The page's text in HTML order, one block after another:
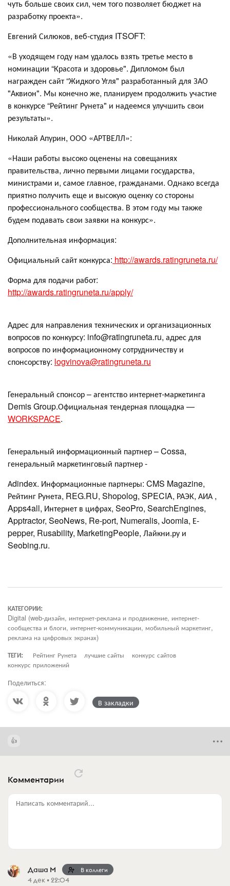
чуть больше своих сил, чем того позволяет бюджет на
разработку проекта».
Евгений Силюков, веб-студия ITSOFT:
«В уходящем году нам удалось взять третье место в
номинации “Красота и здоровье". Дипломом был
награжден сайт “Жидкого Угля" разработанный для ЗАО
"Аквион". Мы конечно же, планируем продолжить участие
в конкурсе “Рейтинг Рунета" и надеемся улучшить свои
результаты».
Николай Апурин, ООО «АРТВЕЛЛ»:
«Наши работы высоко оценены на совещаниях
правительства, лично первыми лицами государства,
министрами и, самое главное, гражданами. Однако всегда
приятно получить еще и высокую оценку со стороны
профессионального сообщества. В этом году мы также
будем подавать свои заявки на конкурс».
Дополнительная информация:
Официальный сайт конкурса: http://awards.ratingruneta.ru/
Форма для подачи работ:
http://awards.ratingruneta.ru/apply/
Адрес для направления технических и организационных
вопросов по конкурсу: info@ratingruneta.ru, адрес для
вопросов по информационному сотрудничеству и
спонсорству: logvinova@ratingruneta.ru
Генеральный спонсор – агентство интернет-маркетинга
Demis Group.Официальная тендерная площадка —
WORKSPACE.
Генеральный информационный партнер – Cossa,
генеральный маркетинговый партнер -
Аdindex. Информационные партнеры: CMS Magazine,
Рейтинг Рунета, REG.RU, Shopolog, SPECIA, РАЭК, АИА ,
Apps4all, Интернет в цифрах, SeoPro, SearchEngines,
Apptractor, SeoNews, Re-port, Numeralis, Joomla, Е-
pepper, Rusability, MarketingPeople, Лайкни.ру и
Seobing.ru.
КАТЕГОРИИ:
Digital (web-дизайн, интернет-реклама и продвижение, интернет-
сообщества и блоги, интернет-коммуникации, мобильный маркетинг,
реклама на цифровых экранах)
ТЕГИ:
Рейтинг Рунета лучшие сайты
конкурс сайтов
конкурс приложений
Поделиться:
В закладки
Комментарии
Написать комментарий...
Даша М В коллеги
4 дек • 22:04